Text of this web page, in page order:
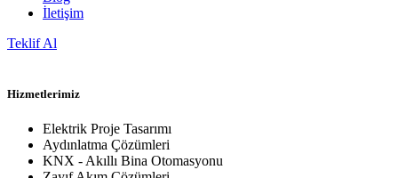
İletişim
Teklif Al
Hizmetlerimiz
Elektrik Proje Tasarımı
Aydınlatma Çözümleri
KNX - Akıllı Bina Otomasyonu